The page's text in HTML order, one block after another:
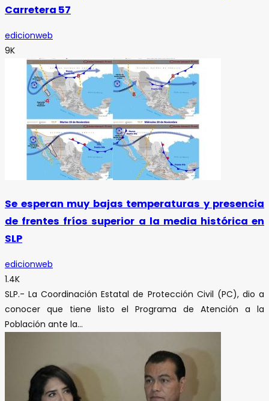
Carretera 57
edicionweb
9K
Se esperan muy bajas temperaturas y presencia
de frentes fríos superior a la media histórica en
SLP
edicionweb
1.4K
SLP.- La Coordinación Estatal de Protección Civil (PC), dio a
conocer que tiene listo el Programa de Atención a la
Población ante la...